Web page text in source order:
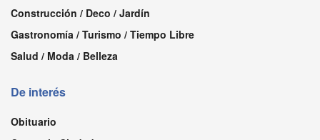
Construcción / Deco / Jardín
Gastronomía / Turismo / Tiempo Libre
Salud / Moda / Belleza
De interés
Obituario